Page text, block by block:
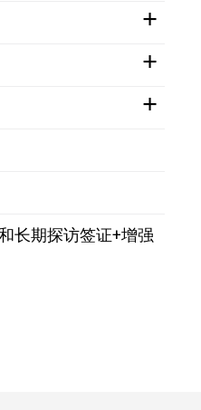
长期探访签证+增强